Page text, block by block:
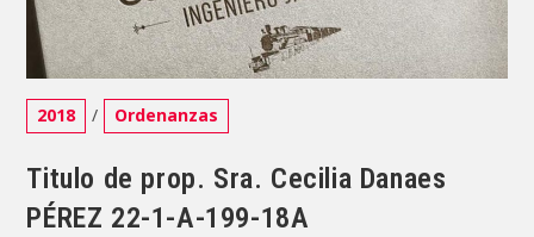
Categoría
de
la
entrada:
2018 / Ordenanzas
Titulo de prop. Sra. Cecilia Danaes
PÉREZ 22-1-A-199-18A